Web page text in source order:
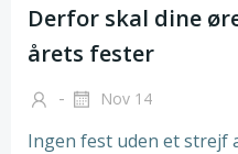
Derfor skal dine
årets fester
- Nov 14
Ingen fest uden et strejf